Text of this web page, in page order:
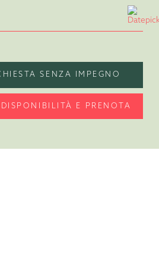
SENZA IMPEGNO
E PRENOTA